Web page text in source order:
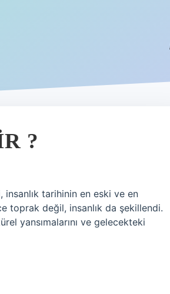
?
tarihinin en eski ve en
toprak değil, insanlık da şekillendi.
yansımalarını ve gelecekteki